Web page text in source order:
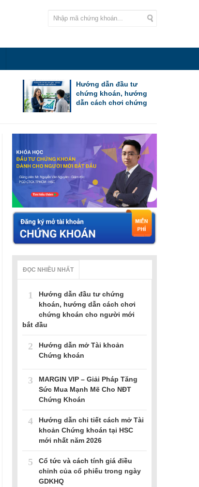
Hướng dẫn đầu tư
chứng khoán, hướng
dẫn cách chơi chứng
ĐỌC NHIỀU NHẤT
1
Hướng dẫn đầu tư chứng
khoán, hướng dẫn cách chơi
chứng khoán cho người mới
bắt đầu
2
Hướng dẫn mở Tài khoản
Chứng khoán
3
MARGIN VIP – Giải Pháp Tăng
Sức Mua Mạnh Mẽ Cho NĐT
Chứng Khoán
4
Hướng dẫn chi tiết cách mở Tài
khoản Chứng khoán tại HSC
mới nhất năm 2026
5
Cổ tức và cách tính giá điều
chỉnh của cổ phiếu trong ngày
GDKHQ